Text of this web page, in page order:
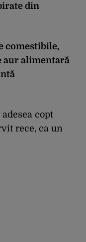
din
comestibile,
aur alimentară
copt
rece, ca un